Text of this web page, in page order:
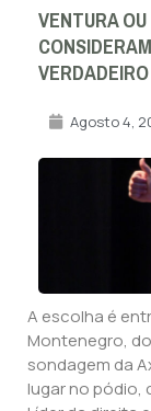
VENTURA
Agosto 4,
A escolha é
Montenegro,
sondagem da
lugar no pódio,